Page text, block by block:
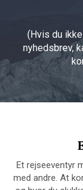
(Hvis du
nyhedsbrev,
Et rejseeventyr
med andre. At